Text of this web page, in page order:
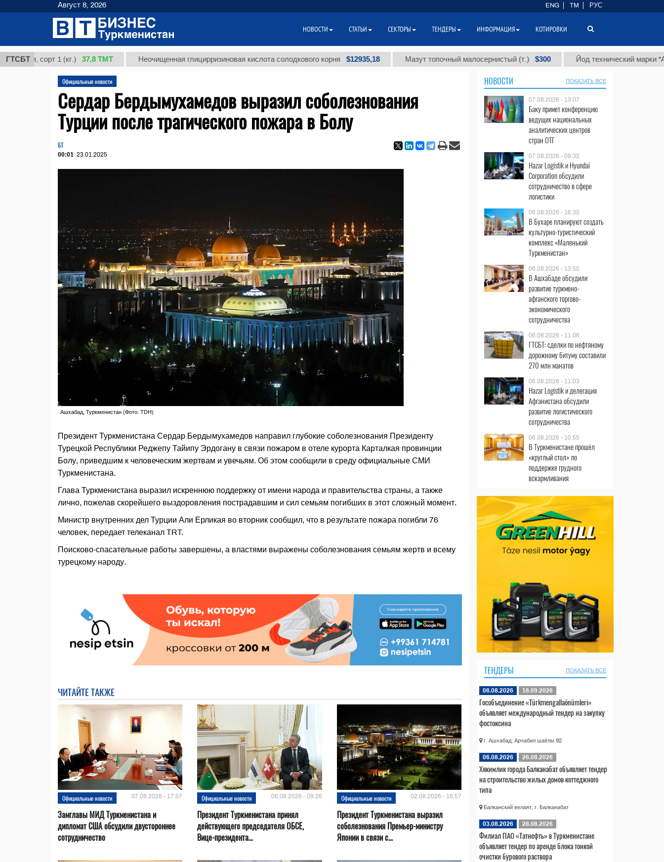
ГТСБТ
сорт 1 (кг.) 37,8 ТМТ Неочищенная глицирризиновая кислота солодкового корня $12935,18 Мазут топочный малосернистый (т.) $300 Йод технический марки "А" (т.)
Официальные новости
Сердар Бердымухамедов выразил соболезнования
Турции после трагического пожара в Болу
БТ
00:01 23.01.2025
Ашхабад, Туркменистан (Фото: TDH)
Президент Туркменистана Сердар Бердымухамедов направил глубокие соболезнования Президенту
Турецкой Республики Реджепу Тайипу Эрдогану в связи пожаром в отеле курорта Карталкая провинции
Болу, приведшим к человеческим жертвам и увечьям. Об этом сообщили в среду официальные СМИ
Туркменистана.
Глава Туркменистана выразил искреннюю поддержку от имени народа и правительства страны, а также
лично, пожелав скорейшего выздоровления пострадавшим и сил семьям погибших в этот сложный момент.
Министр внутренних дел Турции Али Ерликая во вторник сообщил, что в результате пожара погибли 76
человек, передает телеканал TRT.
Поисково-спасательные работы завершены, а властями выражены соболезнования семьям жертв и всему
турецкому народу.
ЧИТАЙТЕ ТАКЖЕ
Официальные новости 07.08.2026 - 17:57
Замглавы МИД Туркменистана и
дипломат США обсудили двустороннее
сотрудничество
Официальные новости 06.08.2026 - 09:26
Президент Туркменистана принял
действующего председателя ОБСЕ,
Вице-президента...
Официальные новости 02.08.2026 - 16:57
Президент Туркменистана выразил
соболезнования Премьер-министру
Японии в связи с...
НОВОСТИ ПОКАЗАТЬ ВСЕ
07.08.2026 - 13:07
Баку примет конференцию
ведущих национальных
аналитических центров
стран ОТГ
07.08.2026 - 09:32
Hazar Logistik и Hyundai
Corporation обсудили
сотрудничество в сфере
логистики
06.08.2026 - 16:30
В Бухаре планируют создать
культурно-туристический
комплекс «Маленький
Туркменистан»
06.08.2026 - 13:50
В Ашхабаде обсудили
развитие туркмено-
афганского торгово-
экономического
сотрудничества
06.08.2026 - 11:06
ГТСБТ: сделки по нефтяному
дорожному битуму составили
270 млн манатов
06.08.2026 - 11:03
Hazar Logistik и делегация
Афганистана обсудили
развитие логистического
сотрудничества
06.08.2026 - 10:55
В Туркменистане прошёл
«круглый стол» по
поддержке грудного
вскармливания
ТЕНДЕРЫ ПОКАЗАТЬ ВСЕ
06.08.2026 16.09.2026
Гособъединение «Türkmengallaönümleri»
объявляет международный тендер на закупку
фостоксина
г. Ашхабад, Арчабил шаёлы 92
06.08.2026 26.08.2026
Хякимлик города Балканабат объявляет тендер
на строительство жилых домов коттеджного
типа
Балканский велаят, г. Балканабат
03.08.2026 28.08.2026
Филиал ПАО «Татнефть» в Туркменистане
объявляет тендер по аренде блока тонкой
очистки бурового раствора
Август 8, 2026 ENG TM РУС
НОВОСТИ СТАТЬИ СЕКТОРЫ ТЕНДЕРЫ ИНФОРМАЦИЯ КОТИРОВКИ